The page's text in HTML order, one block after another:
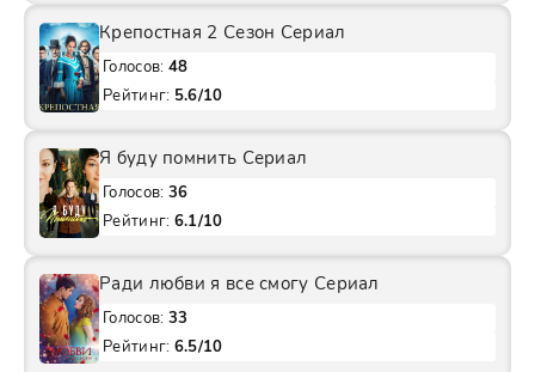
Крепостная 2 Сезон Сериал
Голосов: 48
Рейтинг: 5.6/10
Я буду помнить Сериал
Голосов: 36
Рейтинг: 6.1/10
Ради любви я все смогу Сериал
Голосов: 33
Рейтинг: 6.5/10